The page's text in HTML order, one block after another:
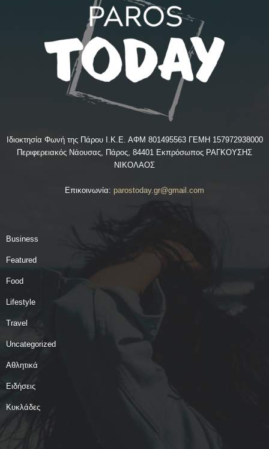
Ιδιοκτησία Φωνή της Πάρου Ι.Κ.Ε. ΑΦΜ 801495563 ΓΕΜΗ 157972938000
Περιφερειακός Νάουσας, Πάρος, 84401 Εκπρόσωπος ΡΑΓΚΟΥΣΗΣ
ΝΙΚΟΛΑΟΣ
Επικοινωνία: parostoday.gr@gmail.com
Business
Featured
Food
Lifestyle
Travel
Uncategorized
Αθλητικά
Ειδήσεις
Κυκλάδες